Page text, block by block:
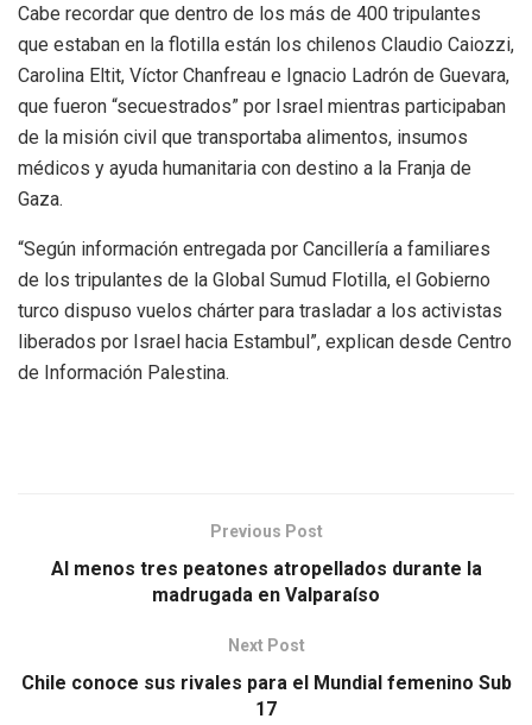
Cabe recordar que dentro de los más de 400 tripulantes
que estaban en la flotilla están los chilenos Claudio Caiozzi,
Carolina Eltit, Víctor Chanfreau e Ignacio Ladrón de Guevara,
que fueron “secuestrados” por Israel mientras participaban
de la misión civil que transportaba alimentos, insumos
médicos y ayuda humanitaria con destino a la Franja de
Gaza.
“Según información entregada por Cancillería a familiares
de los tripulantes de la Global Sumud Flotilla, el Gobierno
turco dispuso vuelos chárter para trasladar a los activistas
liberados por Israel hacia Estambul”, explican desde Centro
de Información Palestina.
Previous Post
Al menos tres peatones atropellados durante la
madrugada en Valparaíso
Next Post
Chile conoce sus rivales para el Mundial femenino Sub
17